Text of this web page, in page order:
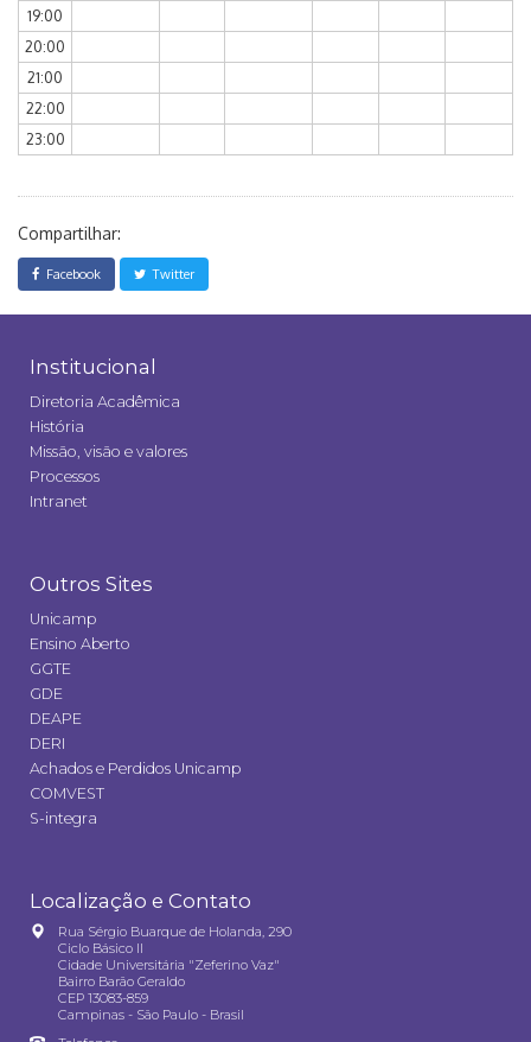
19:00
20:00
21:00
22:00
23:00
Compartilhar:
Facebook Twitter
Institucional
Diretoria Acadêmica
História
Missão, visão e valores
Processos
Intranet
Outros Sites
Unicamp
Ensino Aberto
GGTE
GDE
DEAPE
DERI
Achados e Perdidos Unicamp
COMVEST
S-integra
Localização e Contato
Rua Sérgio Buarque de Holanda, 290
Ciclo Básico II
Cidade Universitária "Zeferino Vaz"
Bairro Barão Geraldo
CEP 13083-859
Campinas - São Paulo - Brasil